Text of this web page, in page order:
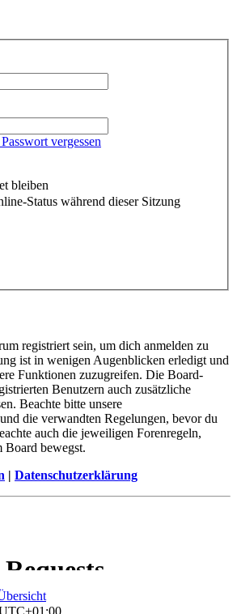
vergessen
bleiben
Status während dieser Sitzung
registriert sein, um dich anmelden zu
ist in wenigen Augenblicken erledigt und
Funktionen zuzugreifen. Die Board-
Benutzern auch zusätzliche
Beachte bitte unsere
die verwandten Regelungen, bevor du
auch die jeweiligen Forenregeln,
Board bewegst.
| Datenschutzerklärung